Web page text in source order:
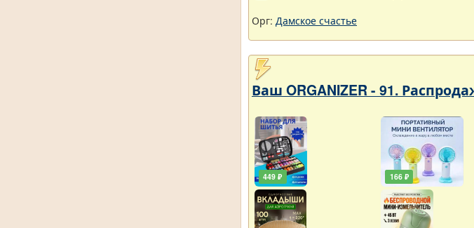
Орг: Дамское счастье
Ваш ORGANIZER - 91.
449 ₽ 166 ₽